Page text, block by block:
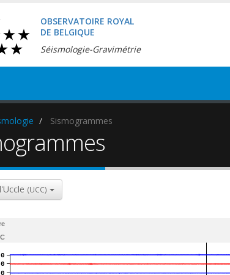
OBSERVATOIRE ROYAL
DE BELGIQUE
Séismologie-Gravimétrie
Sismogrammes
(UCC)